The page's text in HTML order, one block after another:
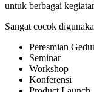
untuk berbagai
Sangat cocok
Peresmian
Seminar
Workshop
Konferensi